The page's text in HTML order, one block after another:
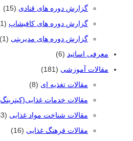
گزارش دوره های قنادی (15)
گزارش دوره های کافیشاپ (1)
گزارش دوره های مدیریتی (1)
معرفی اساتید (6)
مقالات آموزشی (181)
مقالات تغذیه ای (8)
مقالات خدمات
مقالات شناخت مواد غذایی (53)
مقالات فرهنگ غذایی (16)